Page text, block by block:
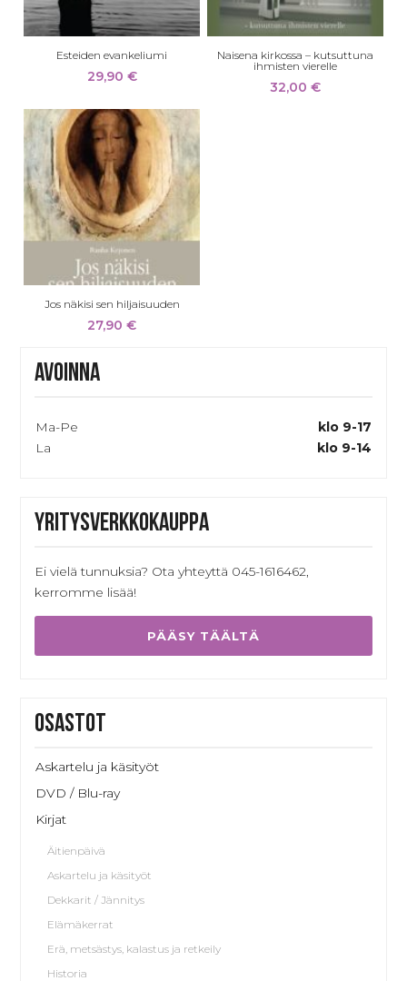
Esteiden evankeliumi
29,90 €
Naisena kirkossa – kutsuttuna
ihmisten vierelle
32,00 €
Jos näkisi sen hiljaisuuden
27,90€
Avoinna
Ma-Pe
klo 9-17
La
klo 9-14
Yritysverkkokauppa
Ei vielä tunnuksia? Ota yhteyttä 045-1616462,
kerromme lisää!
PÄÄSY TÄÄLTÄ
Osastot
Askartelu ja käsityöt
DVD / Blu-ray
Kirjat
Äitienpäivä
Askartelu ja käsityöt
Dekkarit / Jännitys
Elämäkerrat
Erä, metsästys, kalastus ja retkeily
Historia